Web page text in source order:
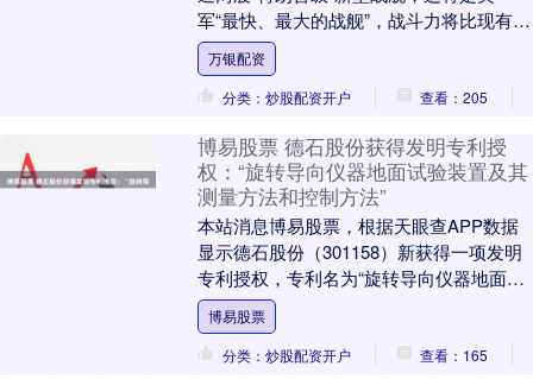
军“最快、最大的战舰”，战斗力将比现有舰
艇“强大百倍”。 该级战舰首舰将名为“无
畏”号....
万银配资
分类：炒股配资开户
查看：205
博易股票 德石股份获得发明专利授
权：“旋转导向仪器地面试验装置及其
测量方法和控制方法”
本站消息博易股票，根据天眼查APP数据
显示德石股份（301158）新获得一项发明
专利授权，专利名为“旋转导向仪器地面试
验装置及其测量方法和控制方法”，专利申
请号....
博易股票
分类：炒股配资开户
查看：165